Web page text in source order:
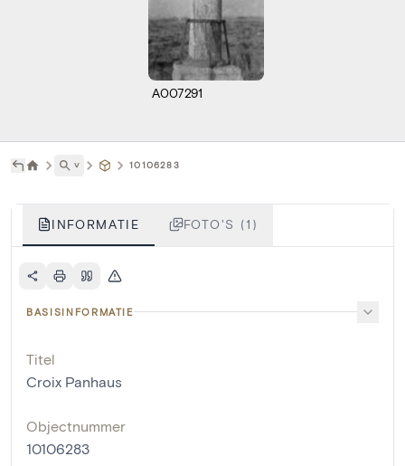
A007291
˅ 10106283
INFORMATIE FOTO'S (1)
BASISINFORMATIE
Titel
Croix Panhaus
Objectnummer
10106283